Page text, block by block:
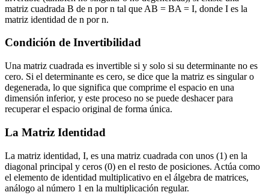
matriz cuadrada B de n por n tal que AB = BA = I, donde I es la
matriz identidad de n por n.
Condición de Invertibilidad
Una matriz cuadrada es invertible si y solo si su determinante no es
cero. Si el determinante es cero, se dice que la matriz es singular o
degenerada, lo que significa que comprime el espacio en una
dimensión inferior, y este proceso no se puede deshacer para
recuperar el espacio original de forma única.
La Matriz Identidad
La matriz identidad, I, es una matriz cuadrada con unos (1) en la
diagonal principal y ceros (0) en el resto de posiciones. Actúa como
el elemento de identidad multiplicativo en el álgebra de matrices,
análogo al número 1 en la multiplicación regular.